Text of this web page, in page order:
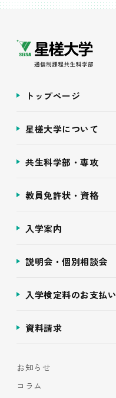
トップページ
星槎大学について
共生科学部・専攻
教員免許状・資格
入学案内
説明会・個別相談会
入学検定料のお支払い
資料請求
お知らせ
コラム